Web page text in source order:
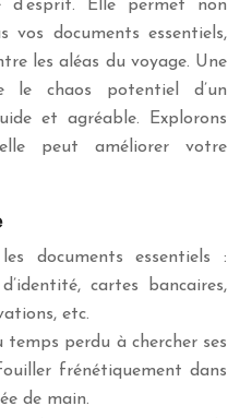
Elle permet non
vos documents essentiels,
les aléas du voyage. Une
le chaos potentiel d’un
et agréable. Explorons
peut améliorer votre
documents essentiels :
cartes bancaires,
etc.
perdu à chercher ses
frénétiquement dans
de main.